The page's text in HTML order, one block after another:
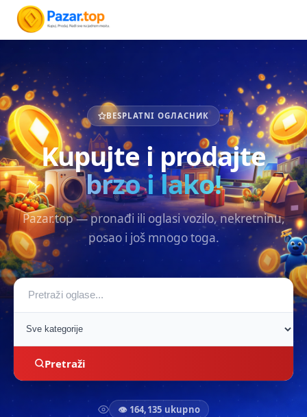
BESPLATNI OGЛАСНИК
Kupujte i prodajte
brzo i lako!
Pazar.top — pronađi ili oglasi vozilo, nekretninu,
posao i još mnogo toga.
Pretraži
👁 164,135 ukupno